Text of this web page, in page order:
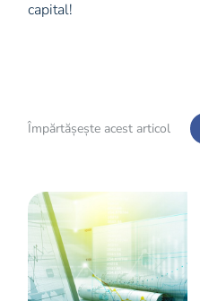
capital!
Împărtășește acest articol